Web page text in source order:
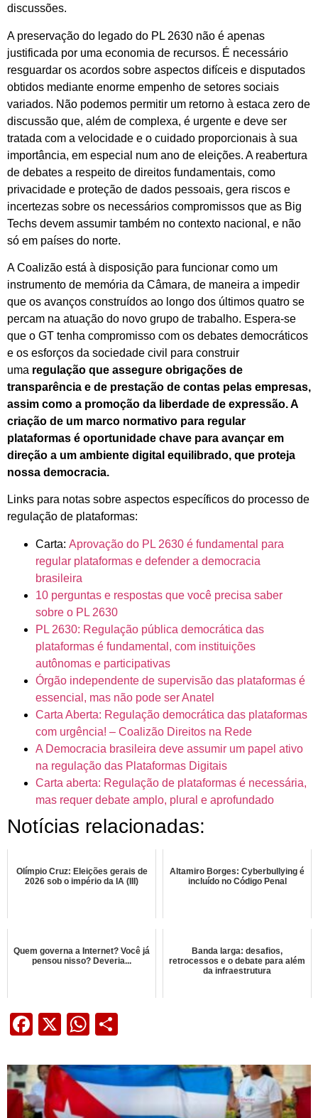
discussões.
A preservação do legado do PL 2630 não é apenas
justificada por uma economia de recursos. É necessário
resguardar os acordos sobre aspectos difíceis e disputados
obtidos mediante enorme empenho de setores sociais
variados. Não podemos permitir um retorno à estaca zero de
discussão que, além de complexa, é urgente e deve ser
tratada com a velocidade e o cuidado proporcionais à sua
importância, em especial num ano de eleições. A reabertura
de debates a respeito de direitos fundamentais, como
privacidade e proteção de dados pessoais, gera riscos e
incertezas sobre os necessários compromissos que as Big
Techs devem assumir também no contexto nacional, e não
só em países do norte.
A Coalizão está à disposição para funcionar como um
instrumento de memória da Câmara, de maneira a impedir
que os avanços construídos ao longo dos últimos quatro se
percam na atuação do novo grupo de trabalho. Espera-se
que o GT tenha compromisso com os debates democráticos
e os esforços da sociedade civil para construir
uma regulação que assegure obrigações de
transparência e de prestação de contas pelas empresas,
assim como a promoção da liberdade de expressão. A
criação de um marco normativo para regular
plataformas é oportunidade chave para avançar em
direção a um ambiente digital equilibrado, que proteja
nossa democracia.
Links para notas sobre aspectos específicos do processo de
regulação de plataformas:
Carta: Aprovação do PL 2630 é fundamental para
regular plataformas e defender a democracia
brasileira
10 perguntas e respostas que você precisa saber
sobre o PL 2630
PL 2630: Regulação pública democrática das
plataformas é fundamental, com instituições
autônomas e participativas
Órgão independente de supervisão das plataformas é
essencial, mas não pode ser Anatel
Carta Aberta: Regulação democrática das plataformas
com urgência! – Coalizão Direitos na Rede
A Democracia brasileira deve assumir um papel ativo
na regulação das Plataformas Digitais
Carta aberta: Regulação de plataformas é necessária,
mas requer debate amplo, plural e aprofundado
Notícias relacionadas:
Olímpio Cruz: Eleições gerais de
2026 sob o império da IA (III)
Altamiro Borges: Cyberbullying é
incluído no Código Penal
Quem governa a Internet? Você já
pensou nisso? Deveria...
Banda larga: desafios,
retrocessos e o debate para além
da infraestrutura
Facebook
X WhatsApp